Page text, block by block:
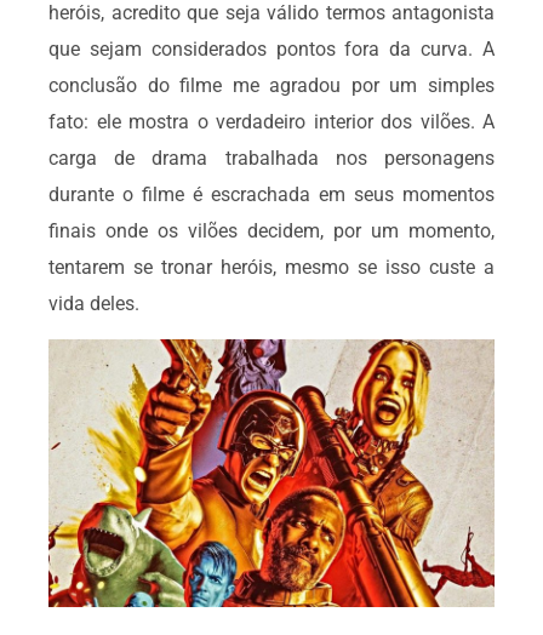
heróis, acredito que seja válido termos antagonista
que sejam considerados pontos fora da curva. A
conclusão do filme me agradou por um simples
fato: ele mostra o verdadeiro interior dos vilões. A
carga de drama trabalhada nos personagens
durante o filme é escrachada em seus momentos
finais onde os vilões decidem, por um momento,
tentarem se tronar heróis, mesmo se isso custe a
vida deles.